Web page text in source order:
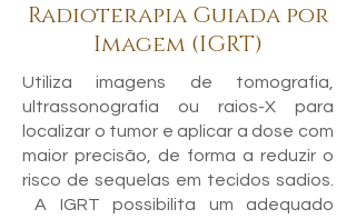
Radioterapia Guiada por
Imagem (IGRT)
Utiliza imagens de tomografia,
ultrassonografia ou raios-X para
localizar o tumor e aplicar a dose com
maior precisão, de forma a reduzir o
risco de sequelas em tecidos sadios.
A IGRT possibilita um adequado